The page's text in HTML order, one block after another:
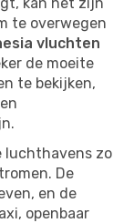
te overwegen
vluchten
de moeite
te bekijken,
luchthavens zo
De
en de
openbaar